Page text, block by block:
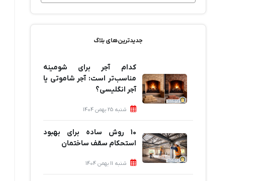
جدیدترین‌های بلاگ
کدام آجر برای شومینه
مناسب‌تر است: آجر شاموتی یا
آجر انگلیسی؟
شنبه 25 بهمن 1404
10 روش ساده برای بهبود
استحکام سقف ساختمان
شنبه 11 بهمن 1404